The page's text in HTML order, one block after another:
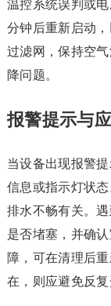
温控系统误判或
分钟后重新启动
过滤网，保持空
降问题。
报警提示与
当设备出现报警
信息或指示灯状
排水不畅有关。
是否堵塞，并确
障，可在清理后
在，则应避免反复